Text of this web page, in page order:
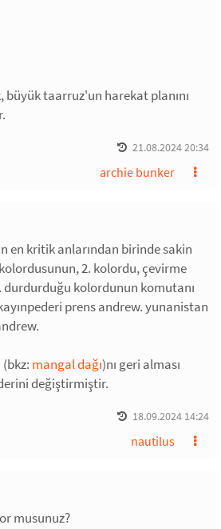
büyük taarruz'un harekat planını
21.08.2024 20:34
archie bunker
en kritik anlarından birinde sakin
2. kolordu, çevirme
durdurduğu kolordunun komutanı
prens andrew. yunanistan
mangal dağı)nı geri alması
değiştirmiştir.
18.09.2024 14:24
nautilus
musunuz?